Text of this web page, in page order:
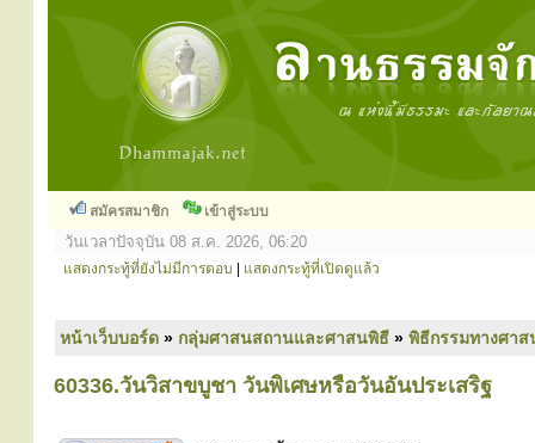
สมัครสมาชิก เข้าสู่ระบบ
วันเวลาปัจจุบัน 08 ส.ค. 2026, 06:20
แสดงกระทู้ที่ยังไม่มีการตอบ แสดงกระทู้ที่เปิดดูแล้ว
หน้าเว็บบอร์ด » กลุ่มศาสนสถานและศาสนพิธี » พิธีกรรมทางศา
60336.วันวิสาขบูชา วันพิเศษหรือวันอันประเสริฐ